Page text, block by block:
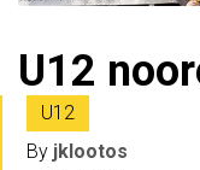
U12
U12
By jklootos